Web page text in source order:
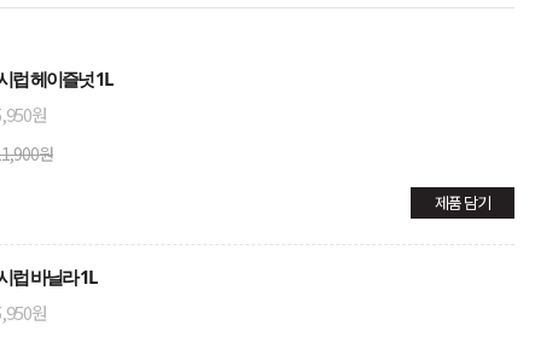
럽 헤이즐넛 1L
원
원
제품 담기
럽 바닐라 1L
원